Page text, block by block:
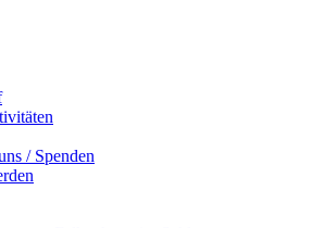
/ Spenden